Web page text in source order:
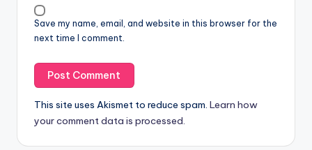
Save my name, email, and website in this browser for the
next time I comment.
This site uses Akismet to reduce spam. Learn how
your comment data is processed.